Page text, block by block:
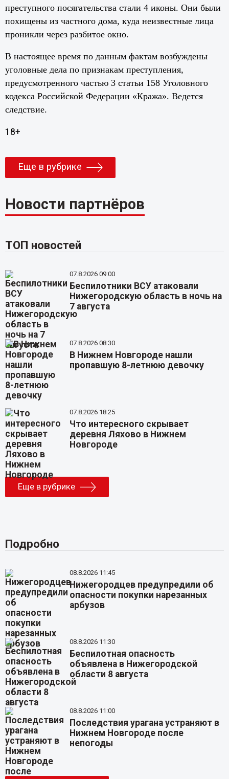
преступного посягательства стали 4 иконы. Они были
похищены из частного дома, куда неизвестные лица
проникли через разбитое окно.
В настоящее время по данным фактам возбуждены
уголовные дела по признакам преступления,
предусмотренного частью 3 статьи 158 Уголовного
кодекса Российской Федерации «Кража». Ведется
следствие.
18+
Еще в рубрике
Новости партнёров
ТОП новостей
07.8.2026 09:00
Беспилотники ВСУ атаковали
Нижегородскую область в ночь на
7 августа
07.8.2026 08:30
В Нижнем Новгороде нашли
пропавшую 8-летнюю девочку
07.8.2026 18:25
Что интересного скрывает
деревня Ляхово в Нижнем
Новгороде
Еще в рубрике
Подробно
08.8.2026 11:45
Нижегородцев предупредили об
опасности покупки нарезанных
арбузов
08.8.2026 11:30
Беспилотная опасность
объявлена в Нижегородской
области 8 августа
08.8.2026 11:00
Последствия урагана устраняют в
Нижнем Новгороде после
непогоды